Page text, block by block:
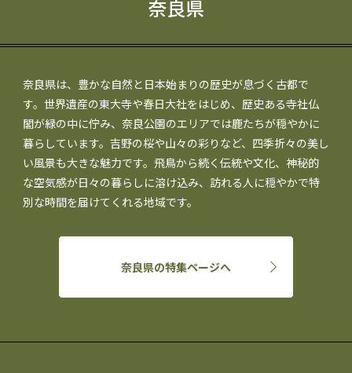
奈良県
奈良県は、豊かな自然と日本始まりの歴史が息づく古都で
す。世界遺産の東大寺や春日大社をはじめ、歴史ある寺社仏
閣が緑の中に佇み、奈良公園のエリアでは鹿たちが穏やかに
暮らしています。吉野の桜や山々の彩りなど、四季折々の美し
い風景も大きな魅力です。飛鳥から続く伝統や文化、神秘的
な空気感が日々の暮らしに溶け込み、訪れる人に穏やかで特
別な時間を届けてくれる地域です。
奈良県の特集ページへ